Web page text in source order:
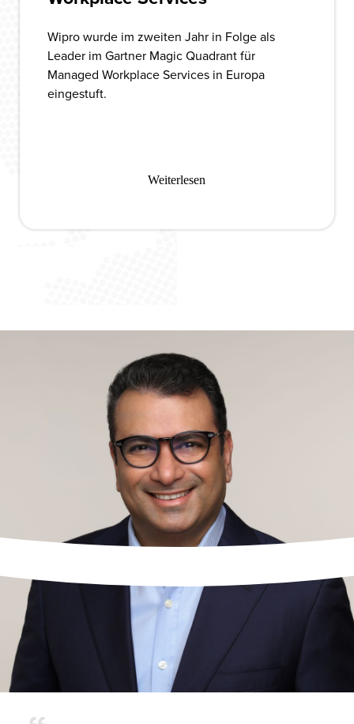
Wipro wurde im zweiten Jahr in Folge als
Leader im Gartner Magic Quadrant für
Managed Workplace Services in Europa
eingestuft.
Weiterlesen